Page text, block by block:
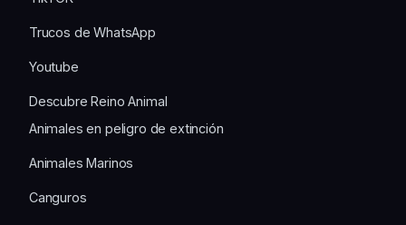
Trucos de WhatsApp
Youtube
Descubre Reino Animal
Animales en peligro de extinción
Animales Marinos
Canguros